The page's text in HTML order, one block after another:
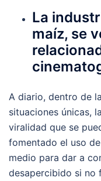
La
maíz, se
A diario, dentro de
situaciones únicas,
viralidad que se
fomentado el uso
medio para dar a
desapercibido si no